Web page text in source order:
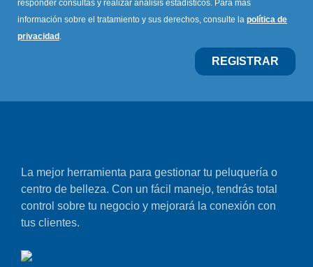
responder consultas y realizar análisis estadísticos. Para más
información sobre el tratamiento y sus derechos, consulte la política de
privacidad
REGISTRAR
La mejor herramienta para gestionar tu peluquería o
centro de belleza. Con un fácil manejo, tendrás total
control sobre tu negocio y mejorará la conexión con
tus clientes.